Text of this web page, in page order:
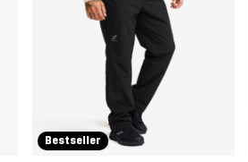
Bestseller